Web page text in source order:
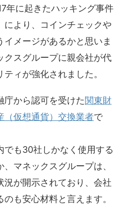
年に起きたハッキング事件
により、コインチェックや
メージがあるかと思いま
クスグループに親会社が代
ィが強化されました。
庁から認可を受けた関東財
（仮想通貨）交換業者で
でも30社しかなく使用する
、マネックスグループは、
況が開示されており、会社
も安心材料と言えます。